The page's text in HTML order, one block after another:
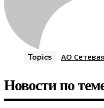
Topics АО
Новости по